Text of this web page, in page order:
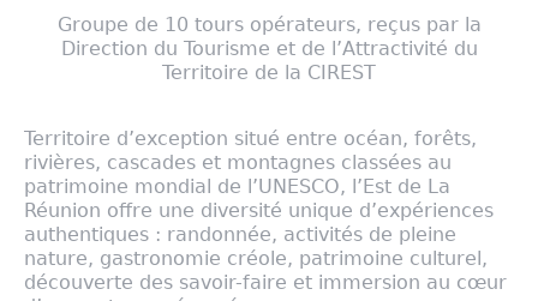
Groupe de 10 tours opérateurs, reçus par la
Direction du Tourisme et de l’Attractivité du
Territoire de la CIREST
Territoire d’exception situé entre océan, forêts,
rivières, cascades et montagnes classées au
patrimoine mondial de l’UNESCO, l’Est de La
Réunion offre une diversité unique d’expériences
authentiques : randonnée, activités de pleine
nature, gastronomie créole, patrimoine culturel,
découverte des savoir-faire et immersion au cœur